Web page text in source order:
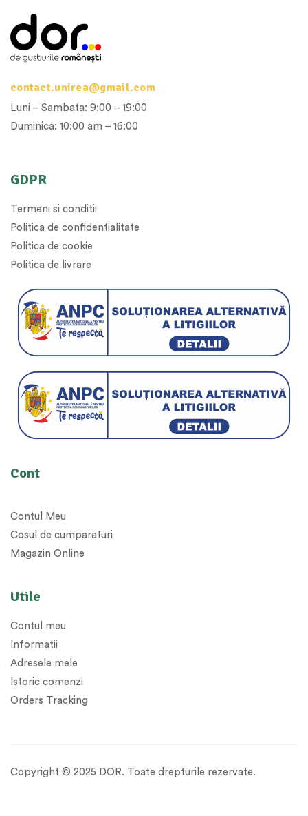
GDPR
Termeni si conditii
Politica de confidentialitate
Politica de cookie
Politica de livrare
Cont
Contul Meu
Cosul de cumparaturi
Magazin Online
Utile
Contul meu
Informatii
Adresele mele
Istoric comenzi
Orders Tracking
contact.unirea@gmail.com
Luni – Sambata: 9:00 – 19:00
Duminica: 10:00 am – 16:00
Copyright © 2025 DOR. Toate drepturile rezervate.